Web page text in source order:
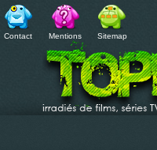
Contact Mentions Sitemap